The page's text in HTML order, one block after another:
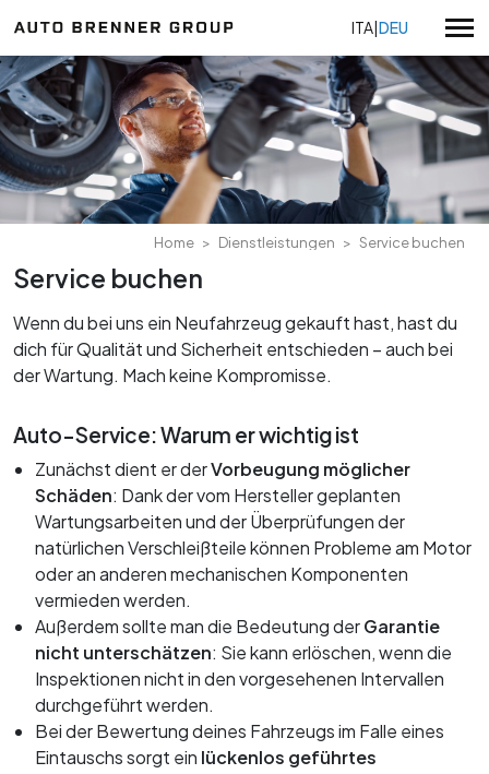
ITA|DEU
Volkswagen
Volkswagen Nutzfahrzeuge
Gebrauchtwagen
Audi Service
Seat Service
KIA
Alle Aktionen
Volkswagen Angebote
Nutzfahrzeuge Angebote
KIA Angebote
Serviceaktionen
Alle Standorte
Auto Brenner Bozen
Auto Brenner Meran
Auto Brenner Brixen
Auto Brenner Gebraucht Bozen
Auto Brenner Gebraucht & Kia Verkauf Brixen
K-Motor Bozen
K-Motor Bruneck
Über uns
Zertifizierungen
Datenschutzerklärung
Whistleblowing
Volkswagen Neuwagen
Nutzfahrzeuge Gebrauchtwagen
Kia Neuwagen
Kia Gebrauchtwagen
Langzeitmiete
Bewerten Sie Ihren Gebrauchtwagen
Finanzierung
Versicherung
Myvanture
Outdoor Shop
B2B‑Bereich
Servicetermin buchen
Räder und Reifen
Express Service
Ersatzteile und Zubehör
Karosserie
Revision
Home Dienstleistungen Service buchen
Service buchen
Wenn du bei uns ein Neufahrzeug gekauft hast, hast du
dich für Qualität und Sicherheit entschieden – auch bei
der Wartung. Mach keine Kompromisse.
Auto-Service: Warum er wichtig ist
Zunächst dient er derVorbeugung möglicher
Schäden: Dank der vom Hersteller geplanten
Wartungsarbeiten und der Überprüfungen der
natürlichen Verschleißteile können Probleme am Motor
oder an anderen mechanischen Komponenten
vermieden werden.
Außerdem sollte man die Bedeutung derGarantie
nicht unterschätzen: Sie kann erlöschen, wenn die
Inspektionen nicht in den vorgesehenen Intervallen
durchgeführt werden.
Bei der Bewertung deines Fahrzeugs im Falle eines
Eintauschs sorgt ein lückenlos geführtes